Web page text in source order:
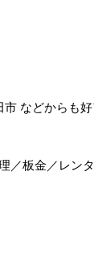
市などからも好
／板金／レン